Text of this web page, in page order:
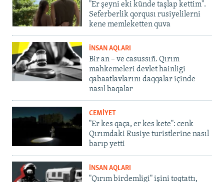
"Er şeyni eki künde taşlap kettim".
Seferberlik qorqusı rusiyelilerni
kene memleketten quva
İNSAN AQLARI
Bir an – ve casussıñ. Qırım
mahkemeleri devlet hainligi
qabaatlavlarını daqqalar içinde
nasıl baqalar
CEMİYET
"Er kes qaça, er kes kete": cenk
Qırımdaki Rusiye turistlerine nasıl
barıp yetti
İNSAN AQLARI
"Qırım birdemligi" işini toqtattı,